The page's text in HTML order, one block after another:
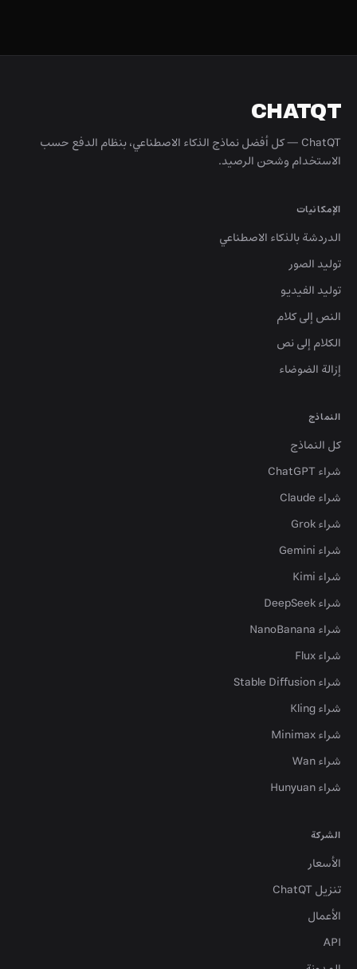
CHATQT
ChatQT — كل أفضل نماذج الذكاء الاصطناعي، بنظام الدفع حسب
الاستخدام وشحن الرصيد.
الإمكانيات
الدردشة بالذكاء الاصطناعي
توليد الصور
توليد الفيديو
النص إلى كلام
الكلام إلى نص
إزالة الضوضاء
النماذج
كل النماذج
شراء ChatGPT
شراء Claude
شراء Grok
شراء Gemini
شراء Kimi
شراء DeepSeek
شراء NanoBanana
شراء Flux
شراء Stable Diffusion
شراء Kling
شراء Minimax
شراء Wan
شراء Hunyuan
الشركة
الأسعار
تنزيل ChatQT
الأعمال
API